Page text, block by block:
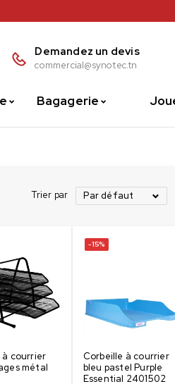
Demandez un devis
commercial@synotec.tn
Bagagerie
Trier par Par défaut
à courrier
métal
-15%
Corbeille à courrier
bleu pastel Purple
Essential 2401502